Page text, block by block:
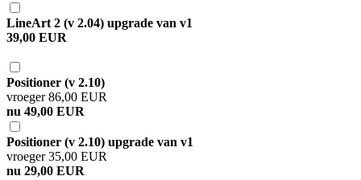
LineArt 2 (v 2.04) upgrade van v1
39,00 EUR
Positioner (v 2.10)
vroeger 86,00 EUR
nu 49,00 EUR
Positioner (v 2.10) upgrade van v1
vroeger 35,00 EUR
nu 29,00 EUR